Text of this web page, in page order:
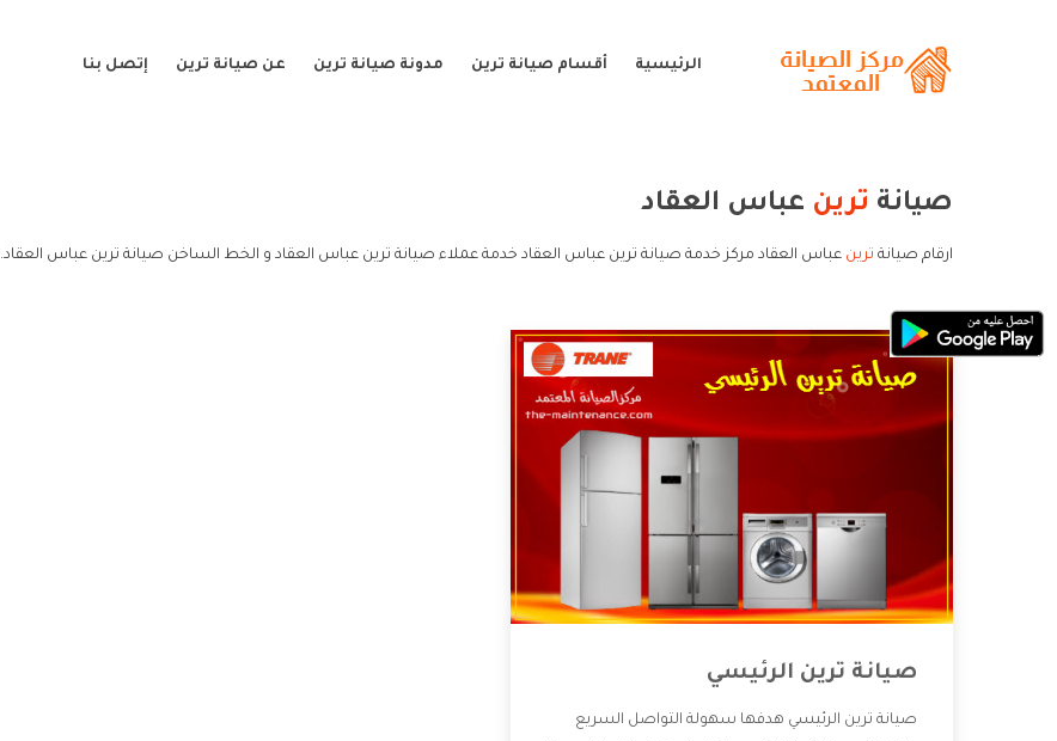
الرئيسية أقسام صيانة ترين مدونة صيانة ترين عن صيانة ترين إتصل بنا
صيانة ترين عباس العقاد
ارقام صيانة ترين عباس العقاد مركز خدمة صيانة ترين عباس العقاد خدمة عملاء صيانة ترين عباس العقاد و الخط الساخن صيانة ترين عباس العقاد.
صيانة ترين الرئيسي
صيانة ترين الرئيسي هدفها سهولة التواصل السريع